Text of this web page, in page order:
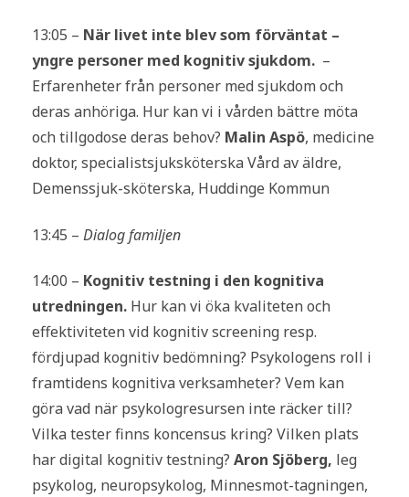
13:05 – När livet inte blev som förväntat –
yngre personer med kognitiv sjukdom. –
Erfarenheter från personer med sjukdom och
deras anhöriga. Hur kan vi i vården bättre möta
och tillgodose deras behov? Malin Aspö, medicine
doktor, specialistsjuksköterska Vård av äldre,
Demenssjuk-sköterska, Huddinge Kommun
13:45 – Dialog familjen
14:00 – Kognitiv testning i den kognitiva
utredningen. Hur kan vi öka kvaliteten och
effektiviteten vid kognitiv screening resp.
fördjupad kognitiv bedömning? Psykologens roll i
framtidens kognitiva verksamheter? Vem kan
göra vad när psykologresursen inte räcker till?
Vilka tester finns koncensus kring? Vilken plats
har digital kognitiv testning? Aron Sjöberg, leg
psykolog, neuropsykolog, Minnesmot-tagningen,